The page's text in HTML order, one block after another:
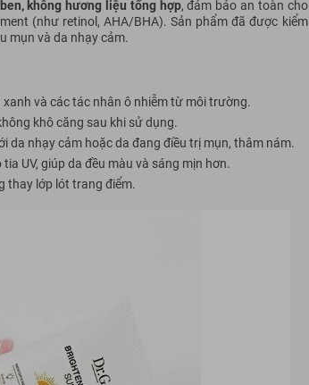
không hương liệu tổng hợp, đảm bảo an toàn cho
(như retinol, AHA/BHA). Sản phẩm đã được kiểm
mụn và da nhạy cảm.
xanh và các tác nhân ô nhiễm từ môi trường.
khô căng sau khi sử dụng.
da nhạy cảm hoặc da đang điều trị mụn, thâm nám.
UV, giúp da đều màu và sáng mịn hơn.
thay lớp lót trang điểm.